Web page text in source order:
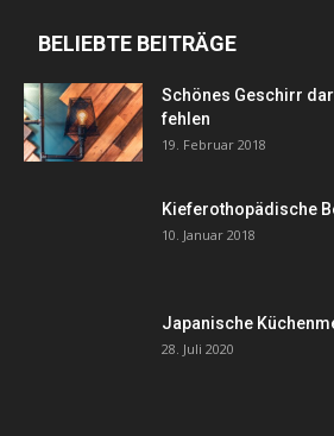
BELIEBTE BEITRÄGE
Schönes Geschirr
fehlen
19. Februar 2018
Kieferothopädische
10. Januar 2018
Japanische
28. Juli 2020